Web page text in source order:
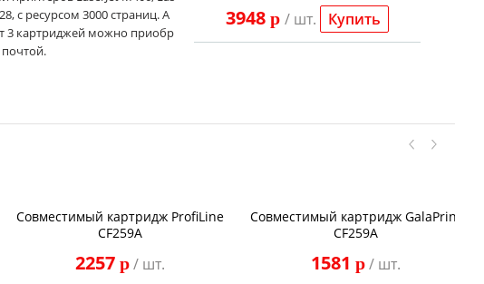
с ресурсом 3000 страниц. А
3 картриджей можно приобр
почтой.
3948p / шт. Купить
Совместимый картридж ProfiLine
CF259A
2257 p/ шт.
Совместимый картридж GalaPrint
CF259A
1581 p/ шт.